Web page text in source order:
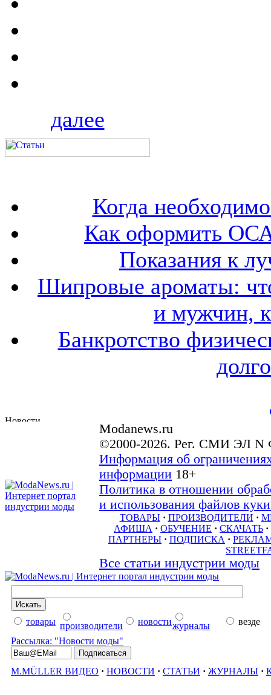
далее
Когда
Как оформить
Показания к
Шипровые ароматы:
и мужчин,
Банкротство
Modanews.ru
©2000-2026. Рег. СМИ ЭЛ N
Информация об
информации 18+
Политика в отношении
и использования файлов
ТОВАРЫ · ПРОИЗВОДИТЕЛИ ·
АФИША · ОБУЧЕНИЕ · СКАЧАТЬ ·
ПАРТНЕРЫ · ПОДПИСКА ·
Все статьи индустрии моды
товары производители новостижурналы
везде
Рассылка: "Новости моды"
M.MÜLLER ВИДЕО · НОВОСТИ · СТАТЬИ · ЖУРНАЛЫ ·